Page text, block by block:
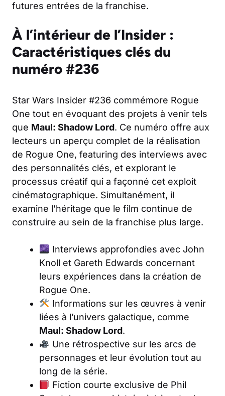
futures entrées de la franchise.
À l’intérieur de l’Insider :
Caractéristiques clés du
numéro #236
Star Wars Insider #236 commémore Rogue
One tout en évoquant des projets à venir tels
que Maul: Shadow Lord. Ce numéro offre aux
lecteurs un aperçu complet de la réalisation
de Rogue One, featuring des interviews avec
des personnalités clés, et explorant le
processus créatif qui a façonné cet exploit
cinématographique. Simultanément, il
examine l’héritage que le film continue de
construire au sein de la franchise plus large.
Interviews approfondies avec John
Knoll et Gareth Edwards concernant
leurs expériences dans la création de
Rogue One.
Informations sur les œuvres à venir
liées à l’univers galactique, comme
Maul: Shadow Lord.
Une rétrospective sur les arcs de
personnages et leur évolution tout au
long de la série.
Fiction courte exclusive de Phil